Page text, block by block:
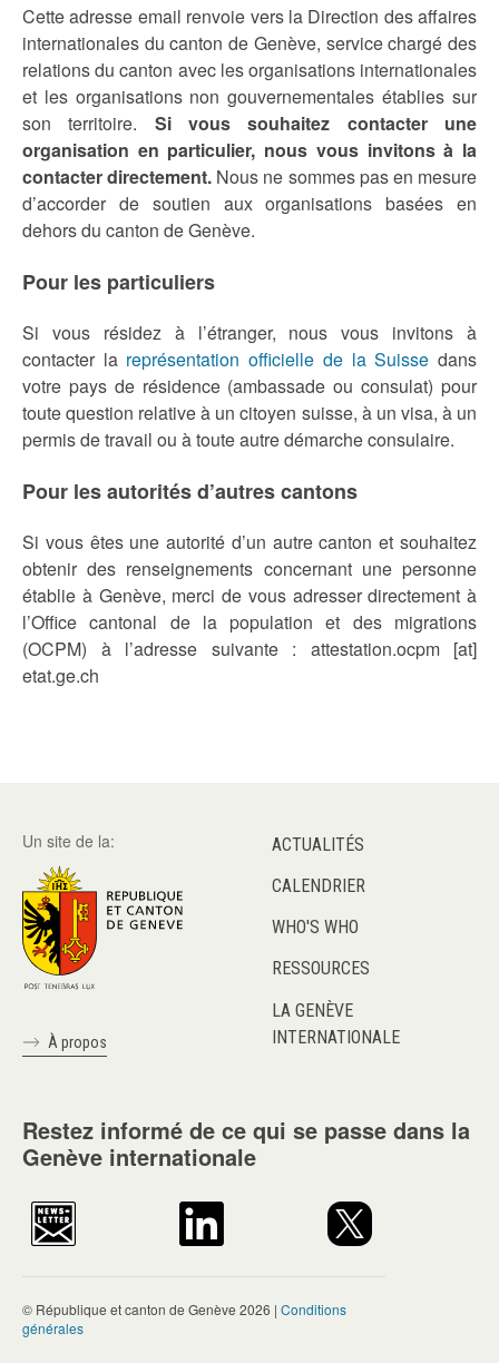
Cette adresse email renvoie vers la Direction des affaires
internationales du canton de Genève, service chargé des
relations du canton avec les organisations internationales
et les organisations non gouvernementales établies sur
son territoire. Si vous souhaitez contacter une
organisation en particulier, nous vous invitons à la
contacter directement. Nous ne sommes pas en mesure
d’accorder de soutien aux organisations basées en
dehors du canton de Genève.
Pour les particuliers
Si vous résidez à l’étranger, nous vous invitons à
contacter la représentation officielle de la Suisse dans
votre pays de résidence (ambassade ou consulat) pour
toute question relative à un citoyen suisse, à un visa, à un
permis de travail ou à toute autre démarche consulaire.
Pour les autorités d’autres cantons
Si vous êtes une autorité d’un autre canton et souhaitez
obtenir des renseignements concernant une personne
établie à Genève, merci de vous adresser directement à
l’Office cantonal de la population et des migrations
(OCPM) à l’adresse suivante : attestation.ocpm [at]
etat.ge.ch
Un site de la:
À propos
ACTUALITÉS
CALENDRIER
WHO'S WHO
RESSOURCES
LA GENÈVE
INTERNATIONALE
Restez informé de ce qui se passe dans la
Genève internationale
© République et canton de Genève 2026 | Conditions
générales